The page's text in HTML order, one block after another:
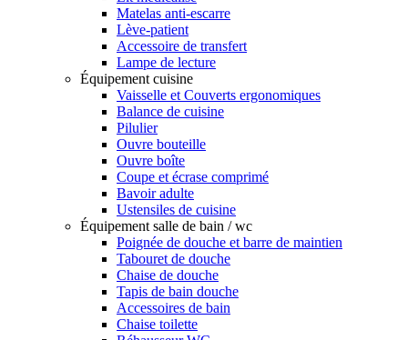
Matelas anti-escarre
Lève-patient
Accessoire de transfert
Lampe de lecture
Équipement cuisine
Vaisselle et Couverts ergonomiques
Balance de cuisine
Pilulier
Ouvre bouteille
Ouvre boîte
Coupe et écrase comprimé
Bavoir adulte
Ustensiles de cuisine
Équipement salle de bain / wc
Poignée de douche et barre de maintien
Tabouret de douche
Chaise de douche
Tapis de bain douche
Accessoires de bain
Chaise toilette